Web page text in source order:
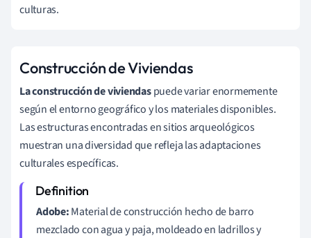
culturas.
Construcción de Viviendas
La construcción de viviendaspuede variar enormemente
según el entorno geográfico y los materiales disponibles.
Las estructuras encontradas en sitios arqueológicos
muestran una diversidad que refleja las adaptaciones
culturales específicas.
Adobe:Material de construcción hecho de barro
mezclado con agua y paja, moldeado en ladrillos y